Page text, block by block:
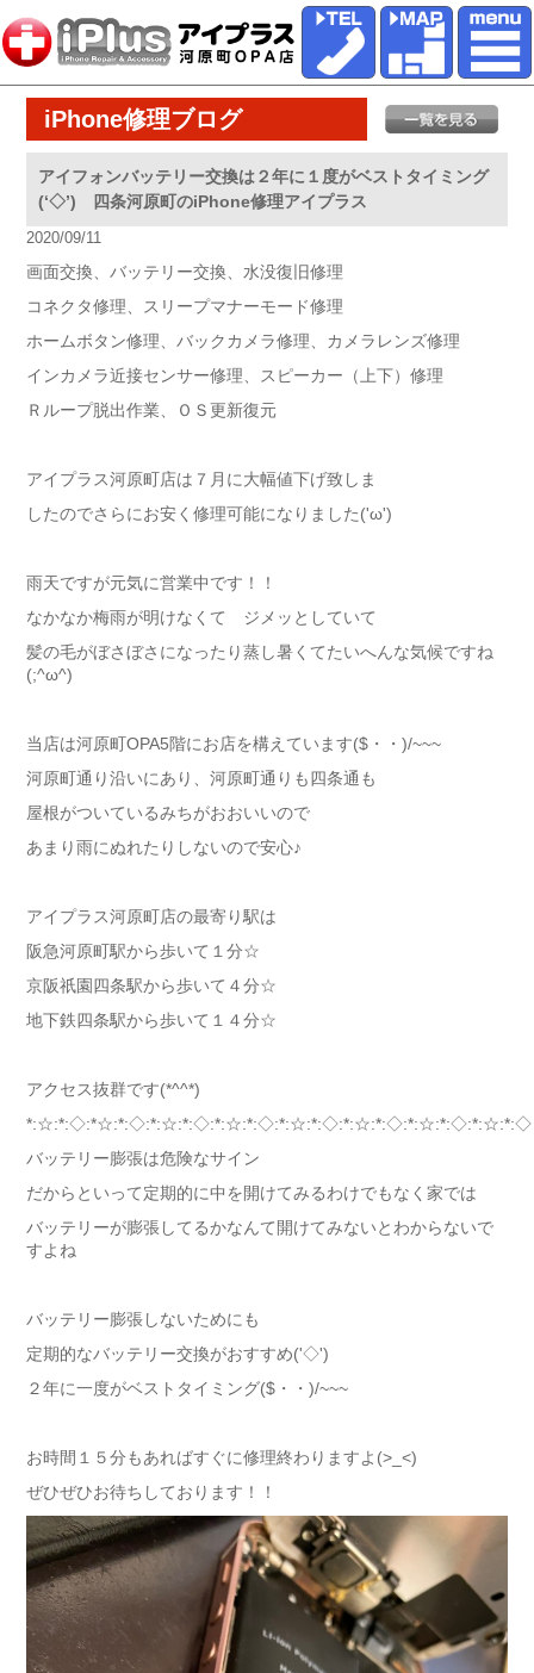
iPhone修理ブログ
アイフォンバッテリー交換は２年に１度がベストタイミング
(‘◇’)ゞ四条河原町のiPhone修理アイプラス
2020/09/11
画面交換、バッテリー交換、水没復旧修理
コネクタ修理、スリープマナーモード修理
ホームボタン修理、バックカメラ修理、カメラレンズ修理
インカメラ近接センサー修理、スピーカー（上下）修理
Ｒループ脱出作業、ＯＳ更新復元
アイプラス河原町店は７月に大幅値下げ致しま
したのでさらにお安く修理可能になりました('ω')
雨天ですが元気に営業中です！！
なかなか梅雨が明けなくて ジメッとしていて
髪の毛がぼさぼさになったり蒸し暑くてたいへんな気候ですね
(;^ω^)
当店は河原町OPA5階にお店を構えています($・・)/~~~
河原町通り沿いにあり、河原町通りも四条通も
屋根がついているみちがおおいいので
あまり雨にぬれたりしないので安心♪
アイプラス河原町店の最寄り駅は
阪急河原町駅から歩いて１分☆
京阪祇園四条駅から歩いて４分☆
地下鉄四条駅から歩いて１４分☆
アクセス抜群です(*^^*)
*:☆:*:◇:*☆:*:◇:*:☆:*:◇:*:☆:*:◇:*:☆:*:◇:*:☆:*:◇:*:☆:*:◇:*:☆:*:◇
バッテリー膨張は危険なサイン
だからといって定期的に中を開けてみるわけでもなく家では
バッテリーが膨張してるかなんて開けてみないとわからないで
すよね
バッテリー膨張しないためにも
定期的なバッテリー交換がおすすめ('◇')ゞ
２年に一度がベストタイミング($・・)/~~~
お時間１５分もあればすぐに修理終わりますよ(>_<)
ぜひぜひお待ちしております！！